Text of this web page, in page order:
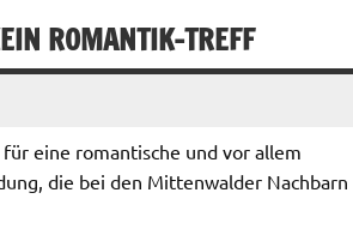
ROMANTIK-TREFF
eine romantische und vor allem
die bei den Mittenwalder Nachbarn